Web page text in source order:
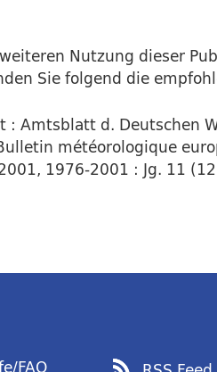
Nutzung dieser
Sie folgend die
: Amtsblatt d. Deutschen
météorologique
1976-2001 : Jg. 11